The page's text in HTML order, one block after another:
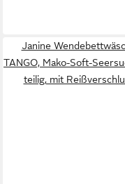
Janine
TANGO, Mako-Soft-
teilig, mit